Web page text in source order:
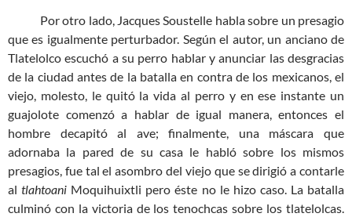
Por otro lado, Jacques Soustelle habla sobre un presagio
que es igualmente perturbador. Según el autor, un anciano de
Tlatelolco escuchó a su perro hablar y anunciar las desgracias
de la ciudad antes de la batalla en contra de los mexicanos, el
viejo, molesto, le quitó la vida al perro y en ese instante un
guajolote comenzó a hablar de igual manera, entonces el
hombre decapitó al ave; finalmente, una máscara que
adornaba la pared de su casa le habló sobre los mismos
presagios, fue tal el asombro del viejo que se dirigió a contarle
altlahtoani Moquihuixtli pero éste no le hizo caso. La batalla
culminó con la victoria de los tenochcas sobre los tlatelolcas.